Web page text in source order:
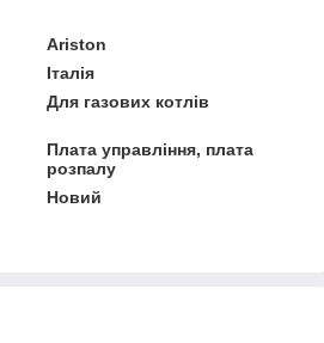
Ariston
Італія
Для газових котлів
Плата управління, плата
розпалу
Новий